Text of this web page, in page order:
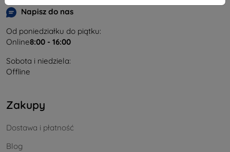
Napisz do nas
Od poniedziałku do piątku:
Online8:00 - 16:00
Sobota i niedziela:
Offline
Zakupy
Dostawa i płatność
Blog